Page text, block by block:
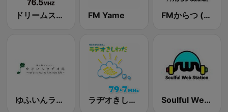
ドリームスエフエム (Dreams FM) FM Yame FMからつ (FM Karatsu)
ゆふいんラヂオ局 (Yufu in Radio Station) ラヂオきしわだ (Radio Kishiwada) Soulful Web Station